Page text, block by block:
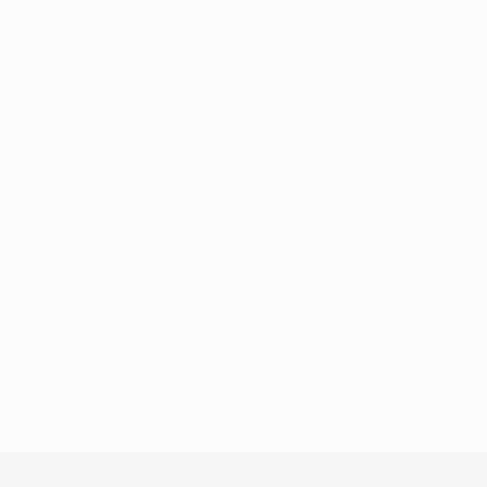
trắng. Tác dụng: Đóng vai trò như chất kết dính trong mỹ
thành phần khác lại với nhau. Tác dụng tẩy tế bào chết nhờ
nhiên:
tự nhiên từ lá trầu không và hoa hồng giúp bảo vệ vùng
ứng dị ứng và nhạy cảm nào. Bạn hoàn toàn có thể sử dụng